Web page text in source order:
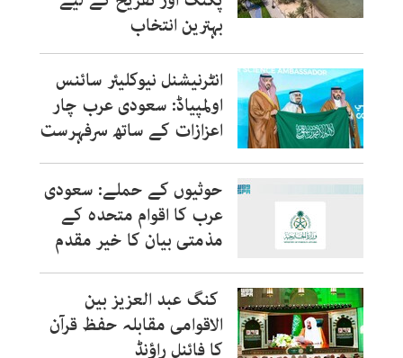
بہترین انتخاب
انٹرنیشنل نیوکلیئر سائنس
اولمپیاڈ: سعودی عرب چار
اعزازات کے ساتھ سرفہرست
حوثیوں کے حملے: سعودی
عرب کا اقوام متحدہ کے
مذمتی بیان کا خیر مقدم
کنگ عبد العزیز بین
الاقوامی مقابلہ حفظ قرآن
کا فائنل راؤنڈ